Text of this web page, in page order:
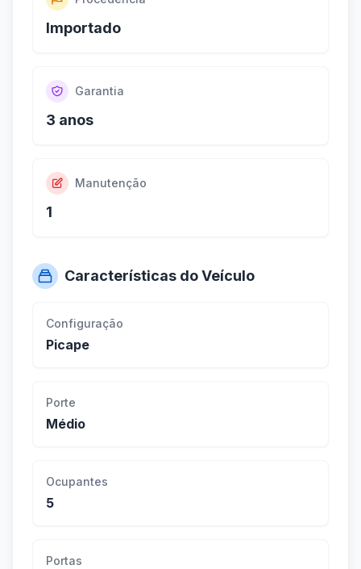
Importado
Garantia
3 anos
Manutenção
1
Características do Veículo
Configuração
Picape
Porte
Médio
Ocupantes
5
Portas